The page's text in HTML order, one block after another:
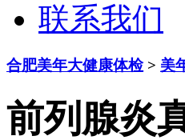
联系我们
合肥美年大健康体检> 美
前列腺炎